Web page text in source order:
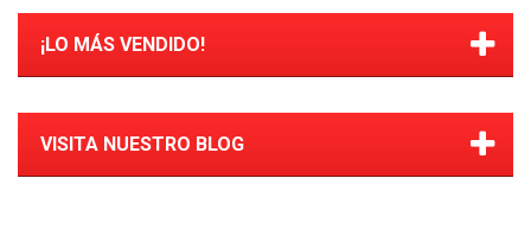
¡LO MÁS VENDIDO!
VISITA NUESTRO BLOG